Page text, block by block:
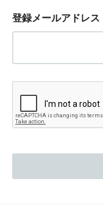
登録メールアドレス